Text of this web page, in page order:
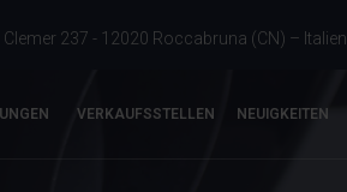
237 - 12020 Roccabruna (CN) – Italien
VERKAUFSSTELLEN NEUIGKEITEN